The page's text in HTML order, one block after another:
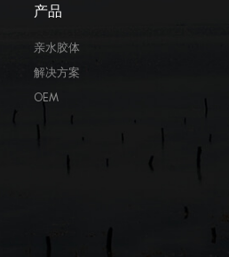
产品
亲水胶体
解决方案
OEM